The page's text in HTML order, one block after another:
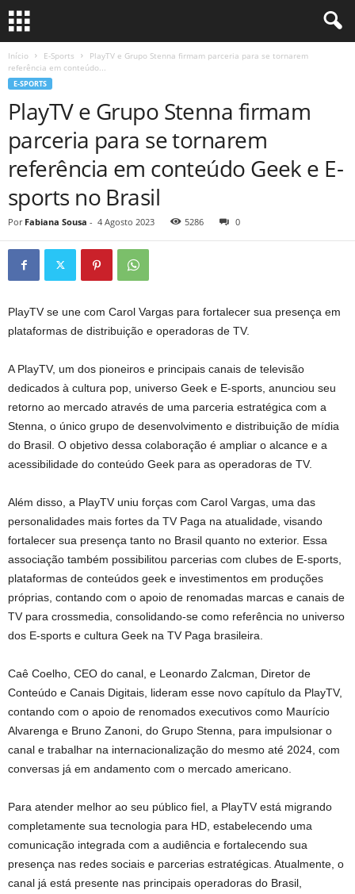
Início E-Sports
PlayTV e Grupo Stenna firmam parceria para se tornarem
referência em conteúdo...
E-SPORTS
PlayTV e Grupo Stenna firmam
parceria para se tornarem
referência em conteúdo Geek e E-
sports no Brasil
Por Fabiana Sousa - 4 Agosto 2023 5286 0
PlayTV se une com Carol Vargas para fortalecer sua presença em
plataformas de distribuição e operadoras de TV.
A PlayTV, um dos pioneiros e principais canais de televisão
dedicados à cultura pop, universo Geek e E-sports, anunciou seu
retorno ao mercado através de uma parceria estratégica com a
Stenna, o único grupo de desenvolvimento e distribuição de mídia
do Brasil. O objetivo dessa colaboração é ampliar o alcance e a
acessibilidade do conteúdo Geek para as operadoras de TV.
Além disso, a PlayTV uniu forças com Carol Vargas, uma das
personalidades mais fortes da TV Paga na atualidade, visando
fortalecer sua presença tanto no Brasil quanto no exterior. Essa
associação também possibilitou parcerias com clubes de E-sports,
plataformas de conteúdos geek e investimentos em produções
próprias, contando com o apoio de renomadas marcas e canais de
TV para crossmedia, consolidando-se como referência no universo
dos E-sports e cultura Geek na TV Paga brasileira.
Caê Coelho, CEO do canal, e Leonardo Zalcman, Diretor de
Conteúdo e Canais Digitais, lideram esse novo capítulo da PlayTV,
contando com o apoio de renomados executivos como Maurício
Alvarenga e Bruno Zanoni, do Grupo Stenna, para impulsionar o
canal e trabalhar na internacionalização do mesmo até 2024, com
conversas já em andamento com o mercado americano.
Para atender melhor ao seu público fiel, a PlayTV está migrando
completamente sua tecnologia para HD, estabelecendo uma
comunicação integrada com a audiência e fortalecendo sua
presença nas redes sociais e parcerias estratégicas. Atualmente, o
canal já está presente nas principais operadoras do Brasil,